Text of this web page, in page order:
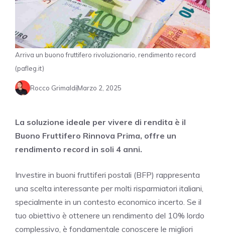
Arriva un buono fruttifero rivoluzionario, rendimento record
(pafleg.it)
Rocco GrimaldiMarzo 2, 2025
La soluzione ideale per vivere di rendita è il
Buono Fruttifero Rinnova Prima, offre un
rendimento record in soli 4 anni.
Investire in buoni fruttiferi postali (BFP) rappresenta
una scelta interessante per molti risparmiatori italiani,
specialmente in un contesto economico incerto. Se il
tuo obiettivo è ottenere un rendimento del 10% lordo
complessivo, è fondamentale conoscere le migliori